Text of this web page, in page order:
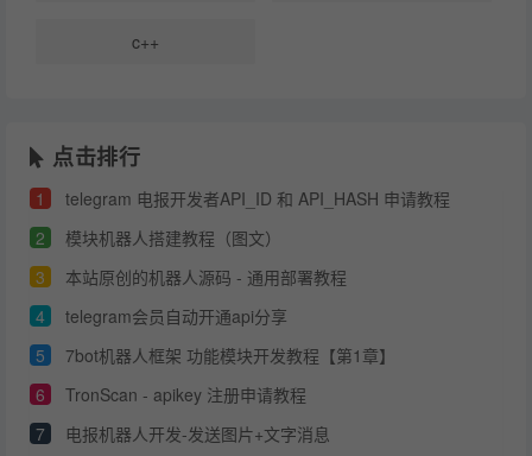
c++
点击排行
1
telegram 电报开发者API_ID 和 API_HASH 申请教程
2
模块机器人搭建教程（图文）
3
本站原创的机器人源码 - 通用部署教程
4
telegram会员自动开通api分享
5
7bot机器人框架 功能模块开发教程【第1章】
6
TronScan - apikey 注册申请教程
7
电报机器人开发-发送图片+文字消息